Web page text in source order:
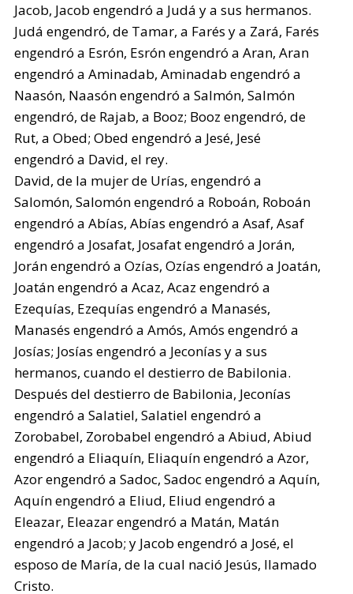
Jacob, Jacob engendró a Judá y a sus hermanos.
Judá engendró, de Tamar, a Farés y a Zará, Farés
engendró a Esrón, Esrón engendró a Aran, Aran
engendró a Aminadab, Aminadab engendró a
Naasón, Naasón engendró a Salmón, Salmón
engendró, de Rajab, a Booz; Booz engendró, de
Rut, a Obed; Obed engendró a Jesé, Jesé
engendró a David, el rey.
David, de la mujer de Urías, engendró a
Salomón, Salomón engendró a Roboán, Roboán
engendró a Abías, Abías engendró a Asaf, Asaf
engendró a Josafat, Josafat engendró a Jorán,
Jorán engendró a Ozías, Ozías engendró a Joatán,
Joatán engendró a Acaz, Acaz engendró a
Ezequías, Ezequías engendró a Manasés,
Manasés engendró a Amós, Amós engendró a
Josías; Josías engendró a Jeconías y a sus
hermanos, cuando el destierro de Babilonia.
Después del destierro de Babilonia, Jeconías
engendró a Salatiel, Salatiel engendró a
Zorobabel, Zorobabel engendró a Abiud, Abiud
engendró a Eliaquín, Eliaquín engendró a Azor,
Azor engendró a Sadoc, Sadoc engendró a Aquín,
Aquín engendró a Eliud, Eliud engendró a
Eleazar, Eleazar engendró a Matán, Matán
engendró a Jacob; y Jacob engendró a José, el
esposo de María, de la cual nació Jesús, llamado
Cristo.